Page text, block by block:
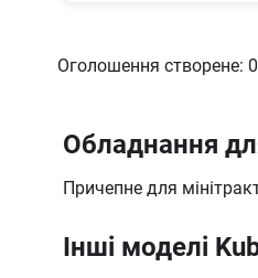
Оголошення створене:
Обладнання
Причепне для
Інші моделі